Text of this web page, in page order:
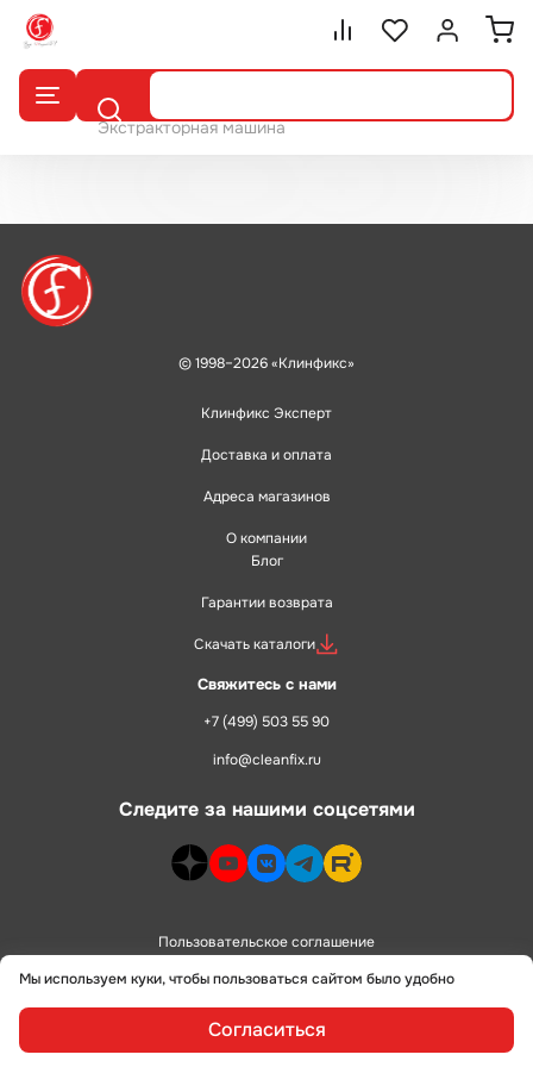
Сравнение.
СписокВойти или
Экстракторная машина
Поиск
Мы используем куки, чтобы пользоваться сайтом было удобно
Согласиться
© 1998–2026 «Клинфикс»
Клинфикс Эксперт
Доставка и оплата
Адреса магазинов
О компании
Блог
Гарантии возврата
Скачать каталоги
Свяжитесь с нами
+7 (499) 503 55 90
info@cleanfix.ru
Следите за нашими соцсетями
dzen>youtube>
vk> telegram>rutube>
Пользовательское соглашение
Политика конфиденциальности
сделано в alente